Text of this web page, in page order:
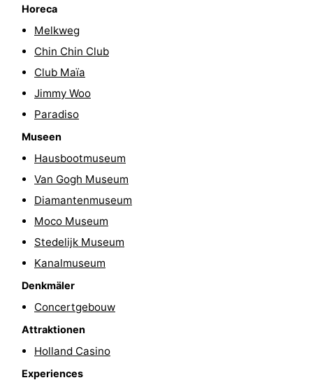
Kontakt
Horeca
Melkweg
Chin Chin Club
Club Maïa
Jimmy Woo
Paradiso
Museen
Hausbootmuseum
Van Gogh Museum
Diamantenmuseum
Moco Museum
Stedelijk Museum
Kanalmuseum
Denkmäler
Concertgebouw
Attraktionen
Holland Casino
Experiences